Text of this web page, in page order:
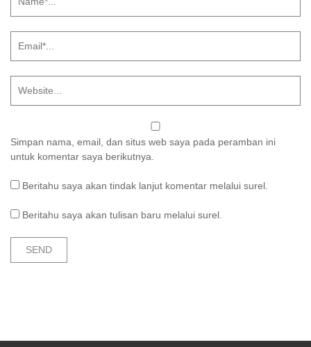
Simpan nama, email, dan situs web saya pada peramban ini
untuk komentar saya berikutnya.
Beritahu saya akan tindak lanjut komentar melalui surel.
Beritahu saya akan tulisan baru melalui surel.